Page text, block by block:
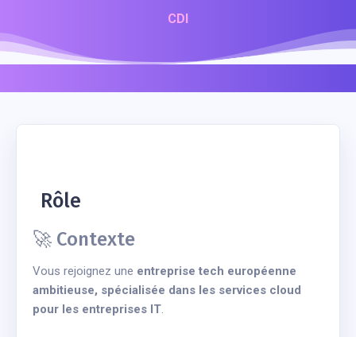
CDI
Rôle
🚀 Contexte
Vous rejoignez une entreprise tech européenne
ambitieuse, spécialisée dans les services cloud
pour les entreprises IT.